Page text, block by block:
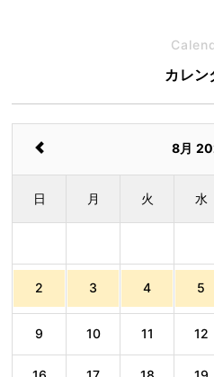
カレン
8月
日 月 火 水
2 3 4 5
9 10 11 12